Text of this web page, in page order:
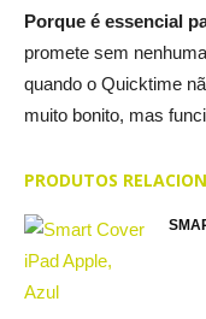
Porque é essencial
promete sem
quando o Quicktime
muito bonito, mas
PRODUTOS